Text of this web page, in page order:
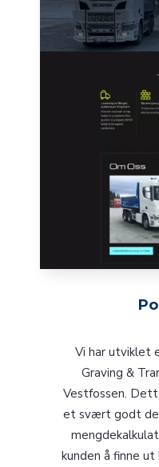
Vi har utviklet
Graving &
Vestfossen.
et svært godt
kunden å finne